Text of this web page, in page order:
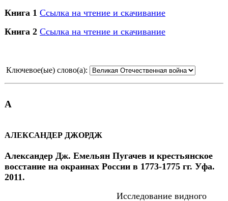
Книга 1 Ссылка на чтение и скачивание
Книга 2 Ссылка на чтение и скачивание
Ключевое(ые) слово(а):
А
АЛЕКСАНДЕР ДЖОРДЖ
Александер Дж. Емельян Пугачев и крестьянское
восстание на окраинах России в 1773-1775 гг. Уфа.
2011.
Исследование видного